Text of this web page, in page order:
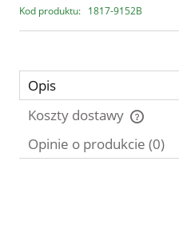
Kod produktu: 1817-9152B
Opis
Koszty dostawy
Cena nie zawiera
Opinie o produkcie (0)